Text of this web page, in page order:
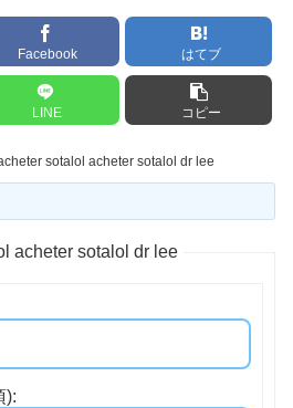
Facebook はてブ
LINE コピー
sotalol acheter sotalol dr lee
acheter sotalol dr lee
):